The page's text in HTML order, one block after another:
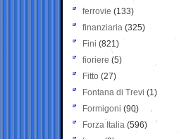
ferrovie (133)
finanziaria (325)
Fini (821)
fioriere (5)
Fitto (27)
Fontana di Trevi (1)
Formigoni (90)
Forza Italia (596)